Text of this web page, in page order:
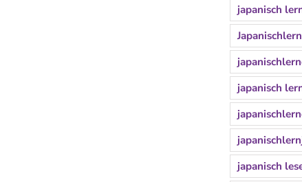
japanisch
japanisch
japanisch